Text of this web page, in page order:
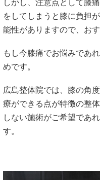
しかし、注意点として膝
をしてしまうと膝に負担
能性がありますので、おす
もし今膝痛でお悩みであ
めです。
広島整体院では、膝の角
療ができる点が特徴の整
しない施術がご希望であ
す。